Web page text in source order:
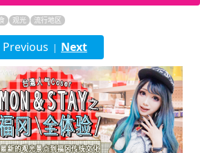
繁體中文
English
ภาษาไทย
tiéng Viêt
Bahasa Indonesia
观光 流行地区
Previous | Next